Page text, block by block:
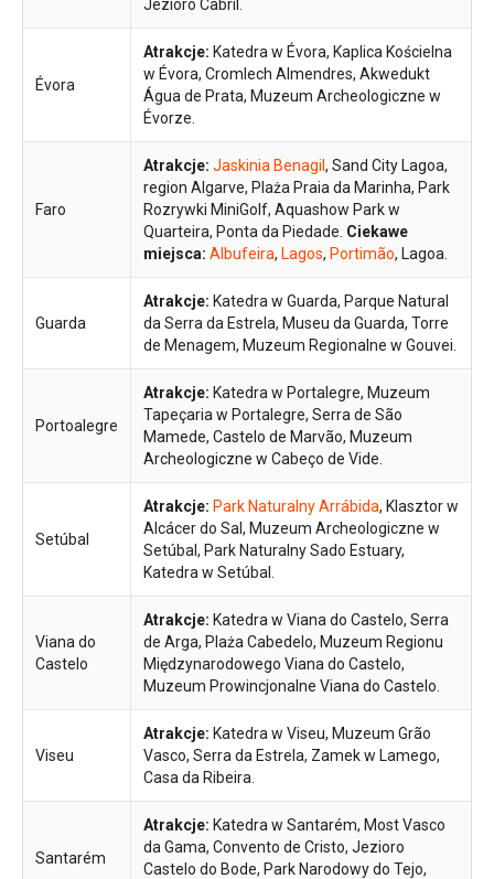
Jezioro Cabril.
Évora
Atrakcje: Katedra w Évora, Kaplica Kościelna
w Évora, Cromlech Almendres, Akwedukt
Água de Prata, Muzeum Archeologiczne w
Évorze.
Faro
Atrakcje: Jaskinia Benagil , Sand City Lagoa,
region Algarve, Plaża Praia da Marinha, Park
Rozrywki MiniGolf, Aquashow Park w
Quarteira, Ponta da Piedade. Ciekawe
miejsca: Albufeira, Lagos, Portimão, Lagoa.
Guarda
Atrakcje: Katedra w Guarda, Parque Natural
da Serra da Estrela, Museu da Guarda, Torre
de Menagem, Muzeum Regionalne w Gouvei.
Portoalegre
Atrakcje: Katedra w Portalegre, Muzeum
Tapeçaria w Portalegre, Serra de São
Mamede, Castelo de Marvão, Muzeum
Archeologiczne w Cabeço de Vide.
Setúbal
Atrakcje: Park Naturalny Arrábida, Klasztor w
Alcácer do Sal, Muzeum Archeologiczne w
Setúbal, Park Naturalny Sado Estuary,
Katedra w Setúbal.
Viana do
Castelo
Atrakcje: Katedra w Viana do Castelo, Serra
de Arga, Plaża Cabedelo, Muzeum Regionu
Międzynarodowego Viana do Castelo,
Muzeum Prowincjonalne Viana do Castelo.
Viseu
Atrakcje: Katedra w Viseu, Muzeum Grão
Vasco, Serra da Estrela, Zamek w Lamego,
Casa da Ribeira.
Santarém
Atrakcje: Katedra w Santarém, Most Vasco
da Gama, Convento de Cristo, Jezioro
Castelo do Bode, Park Narodowy do Tejo,